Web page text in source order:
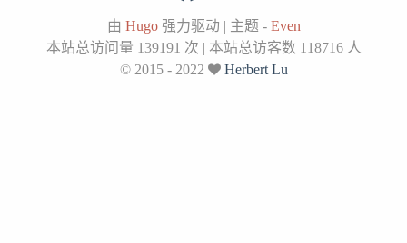
由 Hugo强力驱动 | 主题 - Even
本站总访问量 139191 次 | 本站总访客数 118716人
© 2015 - 2022
Herbert Lu